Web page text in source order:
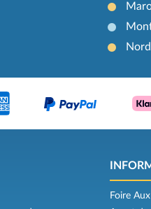
Foire